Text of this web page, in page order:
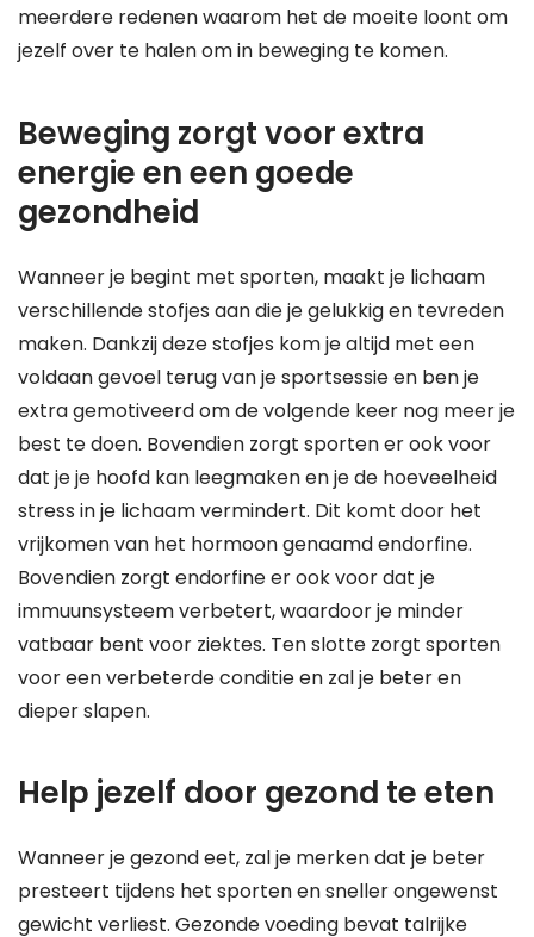
meerdere redenen waarom het de moeite loont om
jezelf over te halen om in beweging te komen.
Beweging zorgt voor extra
energie en een goede
gezondheid
Wanneer je begint met sporten, maakt je lichaam
verschillende stofjes aan die je gelukkig en tevreden
maken. Dankzij deze stofjes kom je altijd met een
voldaan gevoel terug van je sportsessie en ben je
extra gemotiveerd om de volgende keer nog meer je
best te doen. Bovendien zorgt sporten er ook voor
dat je je hoofd kan leegmaken en je de hoeveelheid
stress in je lichaam vermindert. Dit komt door het
vrijkomen van het hormoon genaamd endorfine.
Bovendien zorgt endorfine er ook voor dat je
immuunsysteem verbetert, waardoor je minder
vatbaar bent voor ziektes. Ten slotte zorgt sporten
voor een verbeterde conditie en zal je beter en
dieper slapen.
Help jezelf door gezond te eten
Wanneer je gezond eet, zal je merken dat je beter
presteert tijdens het sporten en sneller ongewenst
gewicht verliest. Gezonde voeding bevat talrijke